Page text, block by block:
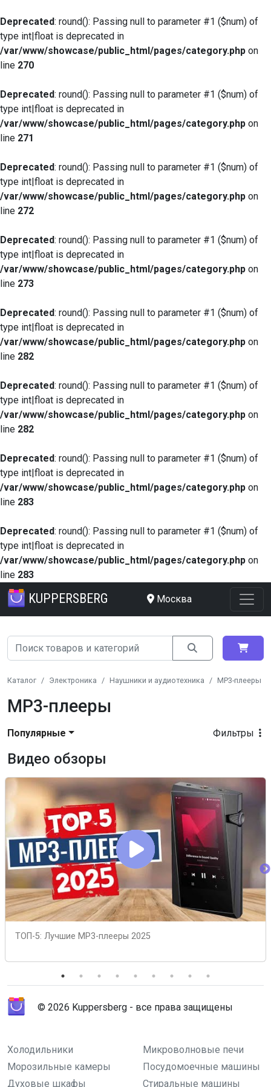
Deprecated: round(): Passing null to parameter #1 ($num) of
type int|float is deprecated in
/var/www/showcase/public_html/pages/category.php on
line 270
Deprecated: round(): Passing null to parameter #1 ($num) of
type int|float is deprecated in
/var/www/showcase/public_html/pages/category.php on
line 271
Deprecated: round(): Passing null to parameter #1 ($num) of
type int|float is deprecated in
/var/www/showcase/public_html/pages/category.php on
line 272
Deprecated: round(): Passing null to parameter #1 ($num) of
type int|float is deprecated in
/var/www/showcase/public_html/pages/category.php on
line 273
Deprecated: round(): Passing null to parameter #1 ($num) of
type int|float is deprecated in
/var/www/showcase/public_html/pages/category.php on
line 282
Deprecated: round(): Passing null to parameter #1 ($num) of
type int|float is deprecated in
/var/www/showcase/public_html/pages/category.php on
line 282
Deprecated: round(): Passing null to parameter #1 ($num) of
type int|float is deprecated in
/var/www/showcase/public_html/pages/category.php on
line 283
Deprecated: round(): Passing null to parameter #1 ($num) of
type int|float is deprecated in
/var/www/showcase/public_html/pages/category.php on
line 283
KUPPERSBERG Москва
Каталог Электроника Наушники и аудиотехника MP3-плееры
MP3-плееры
Фильтры
Популярные
Видео обзоры
ТОП-5: Лучшие MP3-плееры 2025
© 2026 Kuppersberg - все права защищены
Холодильники
Микроволновые печи
Морозильные камеры
Посудомоечные машины
Духовые шкафы
Стиральные машины